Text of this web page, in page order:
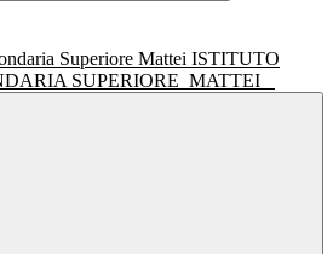
ISTITUTO
SUPERIORE MATTEI